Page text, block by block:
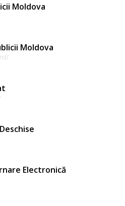
Moldova
Moldova
Electronică